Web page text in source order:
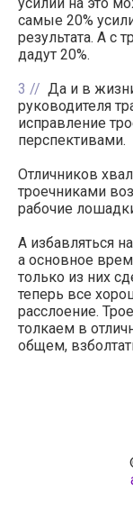
самые 20%
результата. А с
дадут 20%.
3
Да и в
руководителя
исправление
перспективами.
Отличников
троечниками
рабочие
А избавляться
а основное
только из них
теперь все
расслоение.
толкаем в
общем,